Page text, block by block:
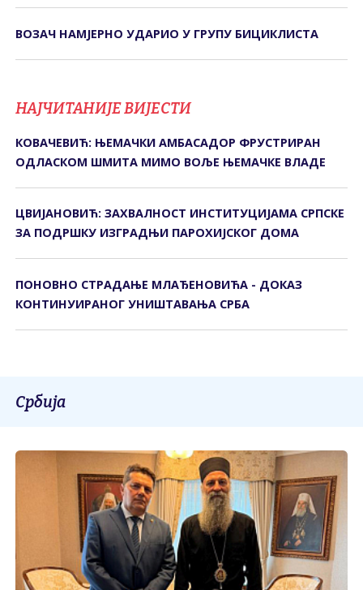
ВОЗАЧ НАМЈЕРНО УДАРИО У ГРУПУ БИЦИКЛИСТА
НАЈЧИТАНИЈЕ ВИЈЕСТИ
КОВАЧЕВИЋ: ЊЕМАЧКИ АМБАСАДОР ФРУСТРИРАН
ОДЛАСКОМ ШМИТА МИМО ВОЉЕ ЊЕМАЧКЕ ВЛАДЕ
ЦВИЈАНОВИЋ: ЗАХВАЛНОСТ ИНСТИТУЦИЈАМА СРПСКЕ
ЗА ПОДРШКУ ИЗГРАДЊИ ПАРОХИЈСКОГ ДОМА
ПОНОВНО СТРАДАЊЕ МЛАЂЕНОВИЋА - ДОКАЗ
КОНТИНУИРАНОГ УНИШТАВАЊА СРБА
Србија